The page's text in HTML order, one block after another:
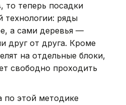
то теперь посадки
технологии: ряды
а сами деревья —
друг от друга. Кроме
на отдельные блоки,
свободно проходить
по этой методике